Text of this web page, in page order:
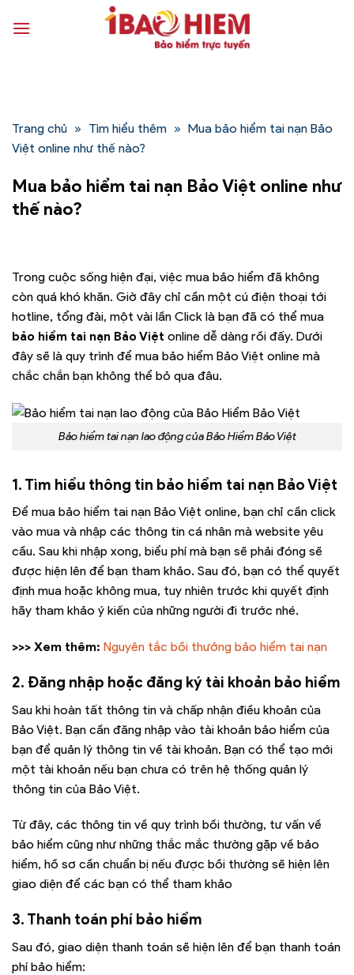
qua
Trang chủ » Tìm hiểu thêm » Mua bảo hiểm tai nạn Bảo
Việt online như thế nào?
Mua bảo hiểm tai nạn Bảo Việt online như
thế nào?
Trong cuộc sống hiện đại, việc mua bảo hiểm đã không
còn quá khó khăn. Giờ đây chỉ cần một cú điện thoại tới
hotline, tổng đài, một vài lần Click là bạn đã có thể mua
bảo hiểm tai nạn Bảo Việt online dễ dàng rồi đấy. Dưới
đây sẽ là quy trình để mua bảo hiểm Bảo Việt online mà
chắc chắn bạn không thể bỏ qua đâu.
Bảo hiểm tai nạn lao động của Bảo Hiểm Bảo Việt
1. Tìm hiểu thông tin bảo hiểm tai nạn Bảo Việt
Để mua bảo hiểm tai nạn Bảo Việt online, bạn chỉ cần click
vào mua và nhập các thông tin cá nhân mà website yêu
cầu. Sau khi nhập xong, biểu phí mà bạn sẽ phải đóng sẽ
được hiện lên để bạn tham khảo. Sau đó, bạn có thể quyết
định mua hoặc không mua, tuy nhiên trước khi quyết định
hãy tham khảo ý kiến của những người đi trước nhé.
>>> Xem thêm: Nguyên tắc bồi thưởng bảo hiểm tai nạn
2. Đăng nhập hoặc đăng ký tài khoản bảo hiểm
Sau khi hoàn tất thông tin và chấp nhận điều khoản của
Bảo Việt. Bạn cần đăng nhập vào tài khoản bảo hiểm của
bạn để quản lý thông tin về tài khoản. Bạn có thể tạo mới
một tài khoản nếu bạn chưa có trên hệ thống quản lý
thông tin của Bảo Việt.
Từ đây, các thông tin về quy trình bồi thường, tư vấn về
bảo hiểm cũng như những thắc mắc thường gặp về bảo
hiểm, hồ sơ cần chuẩn bị nếu được bồi thường sẽ hiện lên
giao diện để các bạn có thể tham khảo
3. Thanh toán phí bảo hiểm
Sau đó, giao diện thanh toán sẽ hiện lên để bạn thanh toán
phí bảo hiểm: